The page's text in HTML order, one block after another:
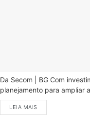
Da Secom | BG Com
planejamento para ampliar
LEIA MAIS